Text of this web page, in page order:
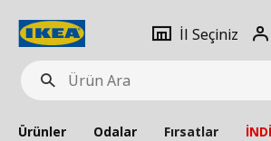
Ürün
Ara
İl Seçiniz
Ürünler Odalar Fırsatlar